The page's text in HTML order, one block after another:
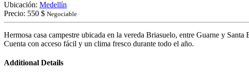
Ubicación: Medellín
Precio: 550 $ Negociable
Hermosa casa campestre ubicada en la vereda Briasuelo, entre Guarne y
Cuenta con acceso fácil y un clima fresco durante todo el año.
Additional Details